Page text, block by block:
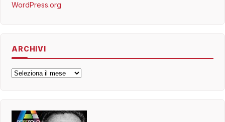
WordPress.org
ARCHIVI
Archivi